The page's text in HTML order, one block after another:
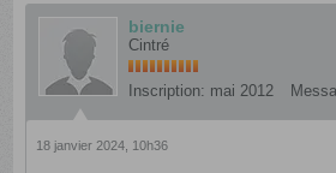
biernie
Cintré
Inscription: mai 2012
18 janvier 2024, 10h36